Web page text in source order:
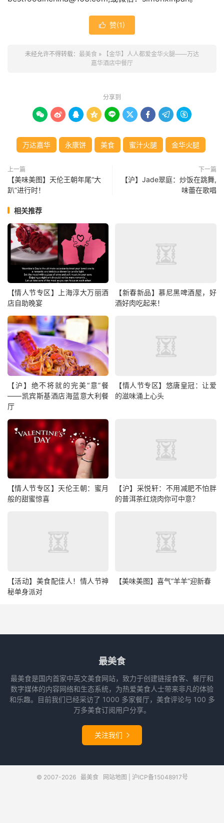
 赞(1)
未经允许不得转载： 最美食 »
【金华】人人都爱金华火腿——万达
嘉华酒店中餐厅
分享到
        
万达嘉华 永康饼 美食 蜜汁火腿 金华火腿
上一篇
【美味美图】天伦王朝年尾“大
趴”进行时！
下一篇
【沪】Jade翠庭：炒饭在跳舞,
味蕾在歌唱
相关推荐
【情人节专区】上海淳大万丽酒
店自助晚宴
【新春新品】慕尼黑啤酒屋，好
酒好肉吃起来！
【沪】绝不将就的完美“意”餐
——凯宾斯基酒店海蓝意大利餐
厅
【情人节专区】悠唐皇冠：让爱
的滋味涌上心头
【情人节专区】天伦王朝：蜜月
般的甜蜜惊喜
【沪】采悦轩：不用减肥不怕胖
的普洱茶红烧肉你可中意？
【活动】美食配佳人！情人节神
秘单身派对
【美味美图】喜气“羊羊”迎新春
最美食
最美食是国内首家中英文美食网站，致力于创建链接食客、餐厅和
数字媒体的内容网络和生态系统，为热爱美食人士带来非凡的体验
和乐趣。目前我们已经采访了 1000 多家餐厅，美食评论与 100 多
万多美食订阅用户分享。
关注我们 
© 2007-2026 最美食 网站地图 沪ICP备15048917号